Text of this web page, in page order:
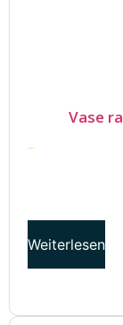
Vase
168.50 €
Weiterlesen